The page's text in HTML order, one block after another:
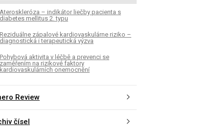
Ateroskleróza – indikátor liečby pacienta s
diabetes mellitus 2. typu
Reziduálne zápalové kardiovaskulárne riziko –
diagnostická i terapeutická výzva
Pohybová aktivita v léčbě a prevenci se
zaměřením na rizikové faktory
kardiovaskulárních onemocnění
Review
čísel